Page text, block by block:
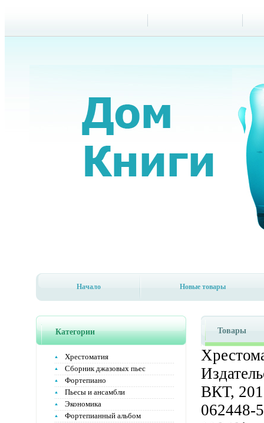
Начало Новые товары
Категории
Хрестоматия
Сборник джазовых пьес
Фортепиано
Пьесы и ансамбли
Экономика
Фортепианный альбом
Товары
ВКТ,
062448-